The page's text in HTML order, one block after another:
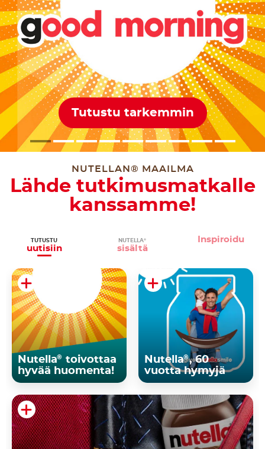
Tutustu tarkemmin
NUTELLAN® MAAILMA
Lähde tutkimusmatkalle
kanssamme!
TUTUSTU
uutisiin
NUTELLA®
sisältä
Inspiroidu
Nutella® toivottaa
hyvää huomenta!
Nutella®, 60
vuotta hymyjä